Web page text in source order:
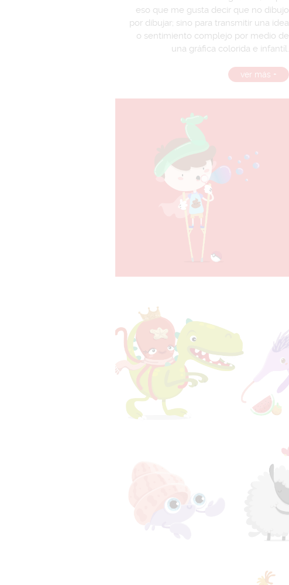
eso que me gusta decir que no dibujo
por dibujar; sino para transmitir una idea
o sentimiento complejo por medio de
una gráfica colorida e infantíl.
ver más +